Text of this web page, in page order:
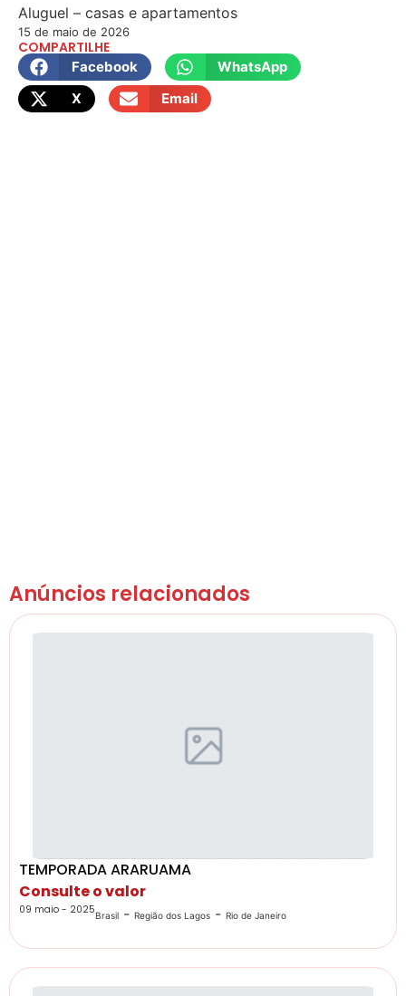
Aluguel – casas e apartamentos
15 de maio de 2026
COMPARTILHE
Facebook
WhatsApp
X
Email
Anúncios relacionados
TEMPORADA ARARUAMA
Consulte o valor
09 maio - 2025Brasil - Região dos Lagos - Rio de Janeiro